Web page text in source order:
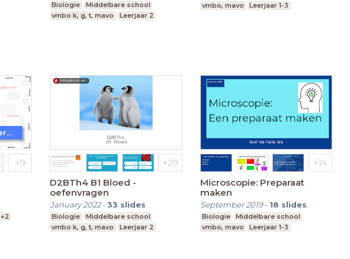
Biologie
Middelbare school
vmbo k, g, t, mavo
Leerjaar 2
vmbo, mavo
Leerjaar 1-3
+2
Beeld en Geluid Onderwijs
D2BTh4 B1 Bloed -
oefenvragen
January 2022-33 slides
Biologie
Middelbare school
vmbo k, g, t, mavo
Leerjaar 2
Microscopie: Preparaat
maken
September 2019- 18 slides
Biologie
Middelbare school
vmbo, mavo
Leerjaar 1-3